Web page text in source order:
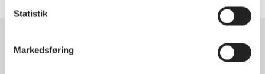
Services
Statistik
Markedsføring